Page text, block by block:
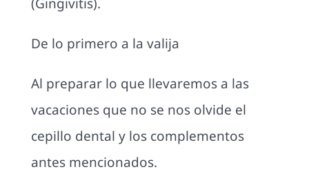
De lo primero a la valija
Al preparar lo que llevaremos a las
vacaciones que no se nos olvide el
cepillo dental y los complementos
antes mencionados.